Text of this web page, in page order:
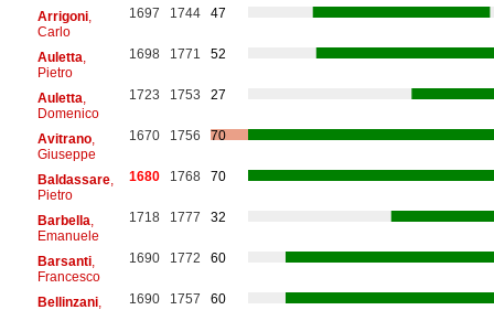
Arrigoni,
Carlo
1697 1744 47
Auletta
Pietro
1698 1771 52
Auletta
Domenico
1723 1753 27
Avitrano,
Giuseppe
1670 1756 70
Baldassare,
Pietro
1680 1768 70
Barbella
Emanuele
1718 1777 32
Barsanti,
Francesco
1690 1772 60
Bellinzani,
1690 1757 60